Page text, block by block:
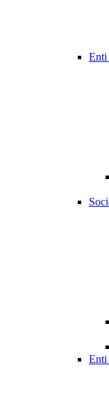
Enti
Enti